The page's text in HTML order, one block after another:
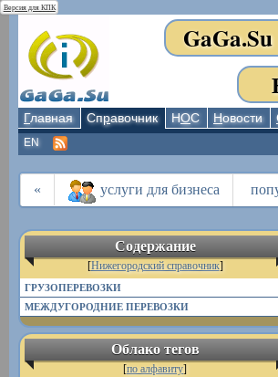
Версия для КПК
GaGa.Su
Главная Справочник НОС Новости
EN
« услуги для бизнеса
Содержание
[Нижегородский справочник]
ГРУЗОПЕРЕВОЗКИ
МЕЖДУГОРОДНИЕ ПЕРЕВОЗКИ
Облако тегов
[по алфавиту]